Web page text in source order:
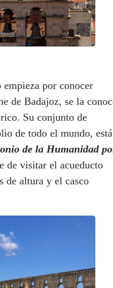
por conocer
de Badajoz, se la
Su conjunto de
de todo el mundo, está
de la Humanidad
de visitar el acueducto
de altura y el casco